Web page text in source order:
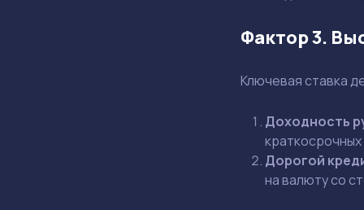
Фактор 3.
Ключевая ставка
Доходность
Дорогой
на валюту со